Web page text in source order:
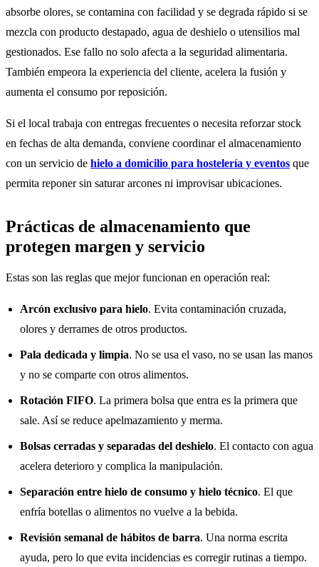
absorbe olores, se contamina con facilidad y se degrada rápido si se
mezcla con producto destapado, agua de deshielo o utensilios mal
gestionados. Ese fallo no solo afecta a la seguridad alimentaria.
También empeora la experiencia del cliente, acelera la fusión y
aumenta el consumo por reposición.
Si el local trabaja con entregas frecuentes o necesita reforzar stock
en fechas de alta demanda, conviene coordinar el almacenamiento
con un servicio de hielo a domicilio para hostelería y eventos que
permita reponer sin saturar arcones ni improvisar ubicaciones.
Prácticas de almacenamiento que
protegen margen y servicio
Estas son las reglas que mejor funcionan en operación real:
Arcón exclusivo para hielo. Evita contaminación cruzada,
olores y derrames de otros productos.
Pala dedicada y limpia. No se usa el vaso, no se usan las manos
y no se comparte con otros alimentos.
Rotación FIFO. La primera bolsa que entra es la primera que
sale. Así se reduce apelmazamiento y merma.
Bolsas cerradas y separadas del deshielo. El contacto con agua
acelera deterioro y complica la manipulación.
Separación entre hielo de consumo y hielo técnico. El que
enfría botellas o alimentos no vuelve a la bebida.
Revisión semanal de hábitos de barra. Una norma escrita
ayuda, pero lo que evita incidencias es corregir rutinas a tiempo.